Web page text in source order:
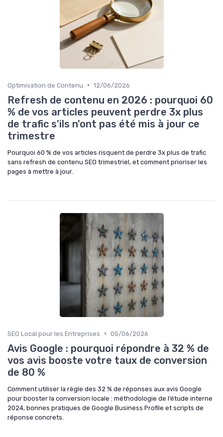
Optimisation de Contenu • 12/06/2026
Refresh de contenu en 2026 : pourquoi 60
% de vos articles peuvent perdre 3x plus
de trafic s'ils n'ont pas été mis à jour ce
trimestre
Pourquoi 60 % de vos articles risquent de perdre 3x plus de trafic
sans refresh de contenu SEO trimestriel, et comment prioriser les
pages à mettre à jour.
SEO Local pour les Entreprises • 05/06/2026
Avis Google : pourquoi répondre à 32 % de
vos avis booste votre taux de conversion
de 80 %
Comment utiliser la règle des 32 % de réponses aux avis Google
pour booster la conversion locale : méthodologie de l’étude interne
2024, bonnes pratiques de Google Business Profile et scripts de
réponse concrets.